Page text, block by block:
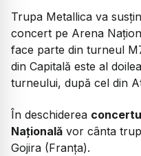
Trupa Metallica va
concert pe Arena
face parte din turneul
din Capitală este al
turneului, după cel din
În deschiderea
Națională vor cânta
Gojira (Franța).